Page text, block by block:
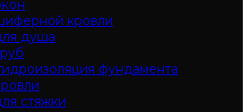
кровли
душа
фундамента
стяжки